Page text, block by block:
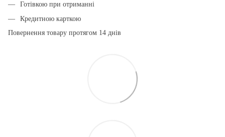
Готівкою при отриманні
Кредитною карткою
Повернення товару протягом 14 днів